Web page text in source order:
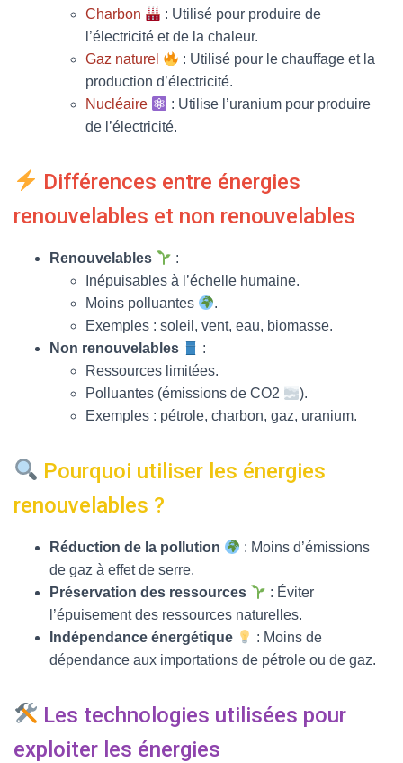
Charbon
: Utilisé pour produire de
l’électricité et de la chaleur.
Gaz naturel
: Utilisé pour le chauffage et la
production d’électricité.
Nucléaire
: Utilise l’uranium pour produire
de l’électricité.
Différences entre énergies
renouvelables et non renouvelables
Renouvelables
:
Inépuisables à l’échelle humaine.
Moins polluantes
.
Exemples : soleil, vent, eau, biomasse.
Non renouvelables
:
Ressources limitées.
Polluantes (émissions de CO2
).
Exemples : pétrole, charbon, gaz, uranium.
Pourquoi utiliser les énergies
renouvelables ?
Réduction de la pollution
: Moins d’émissions
de gaz à effet de serre.
Préservation des ressources
: Éviter
l’épuisement des ressources naturelles.
Indépendance énergétique
: Moins de
dépendance aux importations de pétrole ou de gaz.
Les technologies utilisées pour
exploiter les énergies